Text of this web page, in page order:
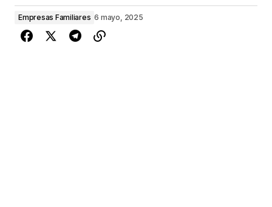
Empresas Familiares 6 mayo, 2025